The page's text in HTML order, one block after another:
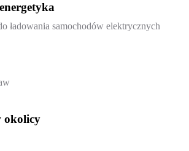
ładowania samochodów elektrycznych
okolicy